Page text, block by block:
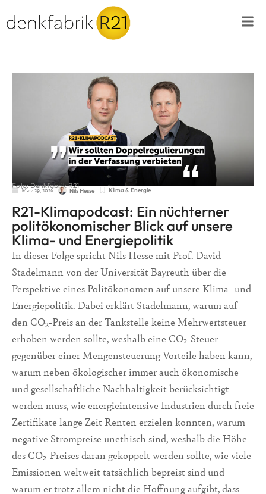
Foto: Denkfabrik R21
März 29, 2026 Nils Hesse Klima & Energie
R21-Klimapodcast: Ein nüchterner
politökonomischer Blick auf unsere
Klima- und Energiepolitik
In dieser Folge spricht Nils Hesse mit Prof. David
Stadelmann von der Universität Bayreuth über die
Perspektive eines Politökonomen auf unsere Klima- und
Energiepolitik. Dabei erklärt Stadelmann, warum auf
den CO₂-Preis an der Tankstelle keine Mehrwertsteuer
erhoben werden sollte, weshalb eine CO₂-Steuer
gegenüber einer Mengensteuerung Vorteile haben kann,
warum neben ökologischer immer auch ökonomische
und gesellschaftliche Nachhaltigkeit berücksichtigt
werden muss, wie energieintensive Industrien durch freie
Zertifikate lange Zeit Renten erzielen konnten, warum
negative Strompreise unethisch sind, weshalb die Höhe
des CO₂-Preises daran gekoppelt werden sollte, wie viele
Emissionen weltweit tatsächlich bepreist sind und
warum er trotz allem nicht die Hoffnung aufgibt, dass